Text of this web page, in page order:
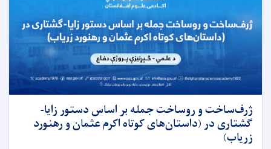
ژرف‌ساخت و روساخت جمله بر اساس دستور زایا-
گشتاری در (داستان‌های کوتاه اکرم عثمان و رهنورد
زریاب)